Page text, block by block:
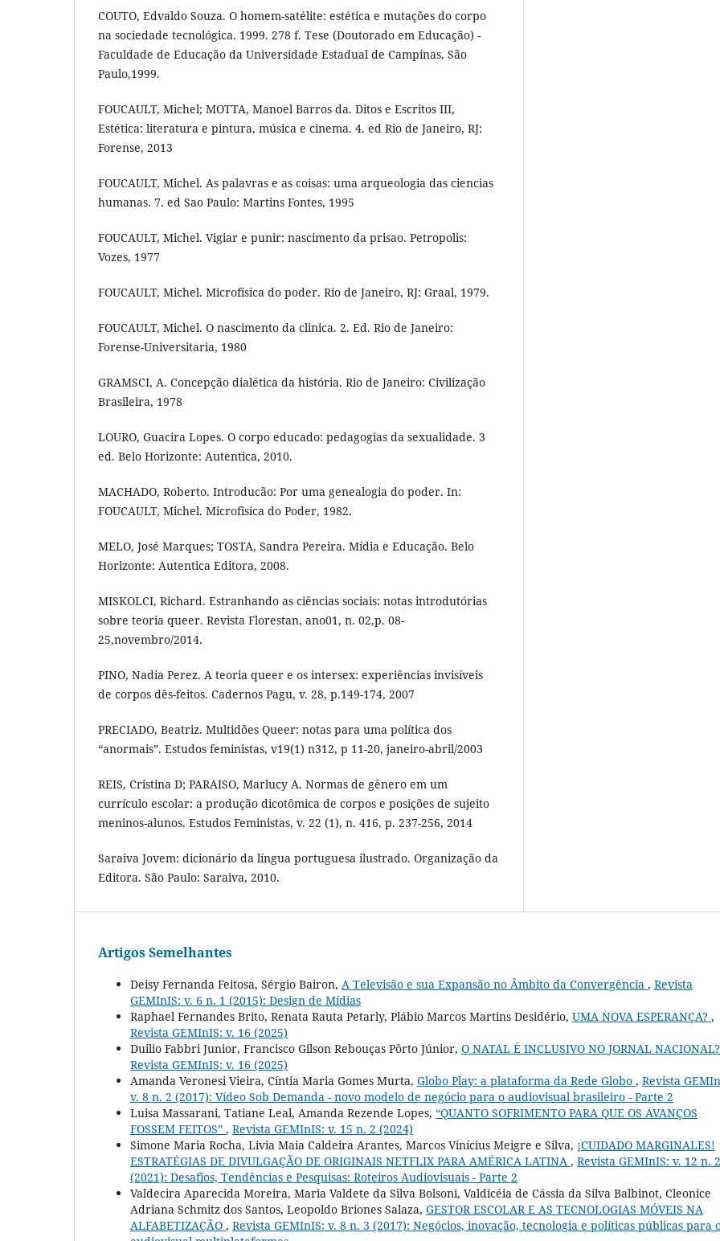
COUTO, Edvaldo Souza. O homem-satélite: estética e mutações do corpo
na sociedade tecnológica. 1999. 278 f. Tese (Doutorado em Educação) -
Faculdade de Educação da Universidade Estadual de Campinas, São
Paulo,1999.
FOUCAULT, Michel; MOTTA, Manoel Barros da. Ditos e Escritos III,
Estética: literatura e pintura, música e cinema. 4. ed Rio de Janeiro, RJ:
Forense, 2013
FOUCAULT, Michel. As palavras e as coisas: uma arqueologia das ciencias
humanas. 7. ed Sao Paulo: Martins Fontes, 1995
FOUCAULT, Michel. Vigiar e punir: nascimento da prisao. Petropolis:
Vozes, 1977
FOUCAULT, Michel. Microfísica do poder. Rio de Janeiro, RJ: Graal, 1979.
FOUCAULT, Michel. O nascimento da clinica. 2. Ed. Rio de Janeiro:
Forense-Universitaria, 1980
GRAMSCI, A. Concepção dialética da história. Rio de Janeiro: Civilização
Brasileira, 1978
LOURO, Guacira Lopes. O corpo educado: pedagogias da sexualidade. 3
ed. Belo Horizonte: Autentica, 2010.
MACHADO, Roberto. Introducão: Por uma genealogia do poder. In:
FOUCAULT, Michel. Microfisica do Poder, 1982.
MELO, José Marques; TOSTA, Sandra Pereira. Mídia e Educação. Belo
Horizonte: Autentica Editora, 2008.
MISKOLCI, Richard. Estranhando as ciências sociais: notas introdutórias
sobre teoria queer. Revista Florestan, ano01, n. 02,p. 08-
25,novembro/2014.
PINO, Nadia Perez. A teoria queer e os intersex: experiências invisíveis
de corpos dês-feitos. Cadernos Pagu, v. 28, p.149-174, 2007
PRECIADO, Beatriz. Multidões Queer: notas para uma política dos
“anormais”. Estudos feministas, v19(1) n312, p 11-20, janeiro-abril/2003
REIS, Cristina D; PARAISO, Marlucy A. Normas de gênero em um
currículo escolar: a produção dicotômica de corpos e posições de sujeito
meninos-alunos. Estudos Feministas, v. 22 (1), n. 416, p. 237-256, 2014
Saraiva Jovem: dicionário da língua portuguesa ilustrado. Organização da
Editora. São Paulo: Saraiva, 2010.
Artigos Semelhantes
Deisy Fernanda Feitosa, Sérgio Bairon, A Televisão e sua Expansão no Âmbito da Convergência , Revista
GEMInIS: v. 6 n. 1 (2015): Design de Mídias
Raphael Fernandes Brito, Renata Rauta Petarly, Plábio Marcos Martins Desidério, UMA NOVA ESPERANÇA? ,
Revista GEMInIS: v. 16 (2025)
Duilio Fabbri Junior, Francisco Gilson Rebouças Pôrto Júnior, O NATAL É INCLUSIVO NO JORNAL
Revista GEMInIS: v. 16 (2025)
Amanda Veronesi Vieira, Cíntia Maria Gomes Murta, Globo Play: a plataforma da Rede Globo , Revista
v. 8 n. 2 (2017): Vídeo Sob Demanda - novo modelo de negócio para o audiovisual brasileiro - Parte 2
Luisa Massarani, Tatiane Leal, Amanda Rezende Lopes, “QUANTO SOFRIMENTO PARA QUE OS AVANÇOS
FOSSEM FEITOS” , Revista GEMInIS: v. 15 n. 2 (2024)
Simone Maria Rocha, Livia Maia Caldeira Arantes, Marcos Vinícius Meigre e Silva, ¡CUIDADO MARGINALES!
ESTRATÉGIAS DE DIVULGAÇÃO DE ORIGINAIS NETFLIX PARA AMÉRICA LATINA , Revista GEMInIS: v. 12 n. 2
(2021): Desafios, Tendências e Pesquisas: Roteiros Audiovisuais - Parte 2
Valdecira Aparecida Moreira, Maria Valdete da Silva Bolsoni, Valdicéia de Cássia da Silva Balbinot, Cleonice
Adriana Schmitz dos Santos, Leopoldo Briones Salaza, GESTOR ESCOLAR E AS TECNOLOGIAS MÓVEIS NA
ALFABETIZAÇÃO , Revista GEMInIS: v. 8 n. 3 (2017): Negócios, inovação, tecnologia e políticas públicas para